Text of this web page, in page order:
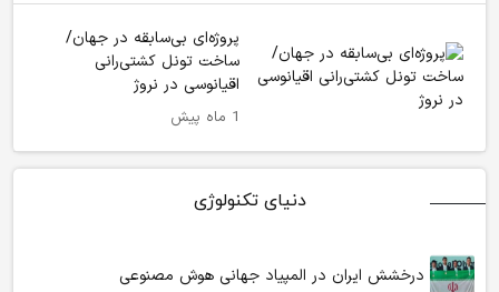
پروژه‌ای بی‌سابقه در جهان/
ساخت تونل کشتی‌رانی
اقیانوسی در نروژ
1 ماه پیش
دنیای تکنولوژی
درخشش ایران در المپیاد جهانی هوش مصنوعی